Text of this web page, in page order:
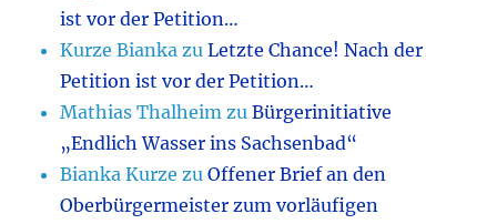
ist vor der Petition…
Kurze Bianka zuLetzte Chance! Nach der
Petition ist vor der Petition…
Mathias Thalheim zuBürgerinitiative
„Endlich Wasser ins Sachsenbad“
Bianka Kurze zuOffener Brief an den
Oberbürgermeister zum vorläufigen